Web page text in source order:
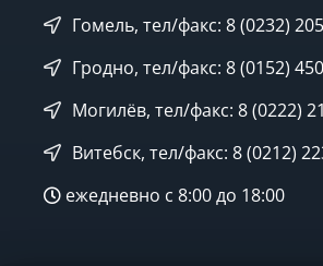
Гомель, тел/факс: 8 (0232)
Гродно, тел/факс: 8 (0152)
Могилёв, тел/факс: 8 (0222)
Витебск, тел/факс: 8 (0212)
ежедневно с 8:00 до 18:00